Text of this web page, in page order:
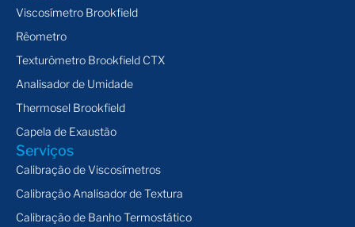
Viscosímetro Brookfield
Rêometro
Texturômetro Brookfield CTX
Analisador de Umidade
Thermosel Brookfield
Capela de Exaustão
Serviços
Calibração de Viscosímetros
Calibração Analisador de Textura
Calibração de Banho Termostático